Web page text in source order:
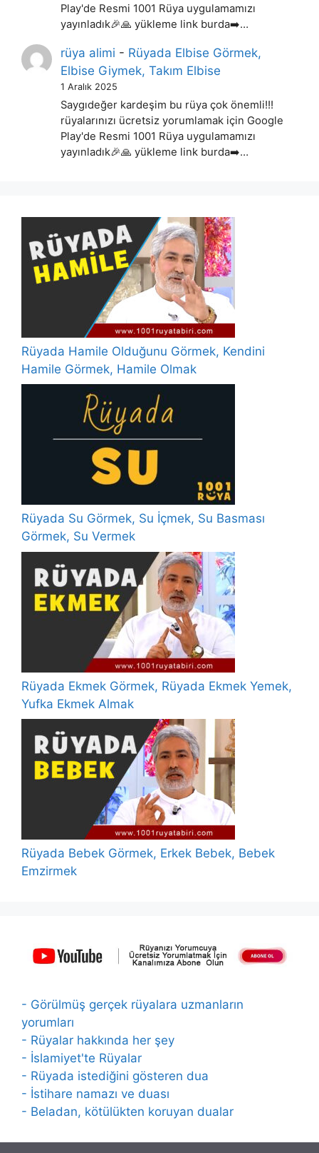
Play'de Resmi 1001 Rüya uygulamamızı
yayınladık🎉🙏 yükleme link burda➡️…
rüya alimi - Rüyada Elbise Görmek,
Elbise Giymek, Takım Elbise
1 Aralık 2025
Saygıdeğer kardeşim bu rüya çok önemli!!!
rüyalarınızı ücretsiz yorumlamak için Google
Play'de Resmi 1001 Rüya uygulamamızı
yayınladık🎉🙏 yükleme link burda➡️…
Rüyada Hamile Olduğunu Görmek, Kendini
Hamile Görmek, Hamile Olmak
Rüyada Su Görmek, Su İçmek, Su Basması
Görmek, Su Vermek
Rüyada Ekmek Görmek, Rüyada Ekmek Yemek,
Yufka Ekmek Almak
Rüyada Bebek Görmek, Erkek Bebek, Bebek
Emzirmek
- Görülmüş gerçek rüyalara uzmanların
yorumları
- Rüyalar hakkında her şey
- İslamiyet'te Rüyalar
- Rüyada istediğini gösteren dua
- İstihare namazı ve duası
- Beladan, kötülükten koruyan dualar